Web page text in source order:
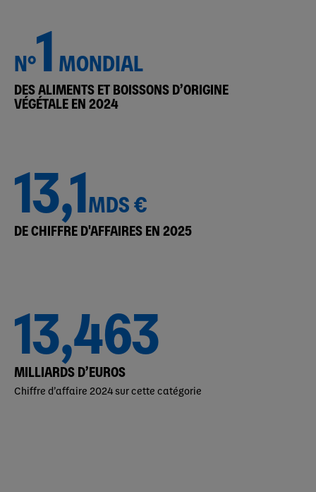
N°1 MONDIAL
DES ALIMENTS ET BOISSONS D’ORIGINE
VÉGÉTALE EN 2024
13,1MDS €
DE CHIFFRE D'AFFAIRES EN 2025
13,463
MILLIARDS D’EUROS
Chiffre d’affaire 2024 sur cette catégorie